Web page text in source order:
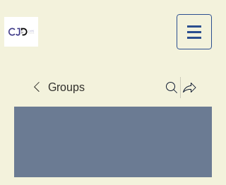
Groups